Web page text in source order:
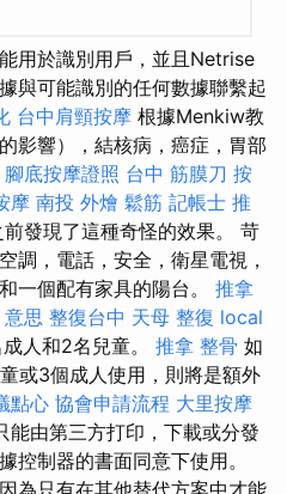
用於識別用戶，並且Netrise
與可能識別的任何數據聯繫起
台中肩頸按摩 根據Menkiw教
影響），結核病，癌症，胃部
腳底按摩證照 台中 筋膜刀 按
摩 南投 外燴 鬆筋 記帳士 推
發現了這種奇怪的效果。 苛
調，電話，安全，衛星電視，
一個配有家具的陽台。 推拿
思 整復台中 天母 整復 local
人和2名兒童。 推拿 整骨 如
或3個成人使用，則將是額外
點心 協會申請流程 大里按摩
能由第三方打印，下載或分發
控制器的書面同意下使用。
為只有在其他替代方案中才能